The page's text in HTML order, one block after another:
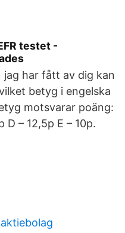
testet -
jag har fått av dig kan
betyg i engelska
motsvarar poäng:
D – 12,5p E – 10p.